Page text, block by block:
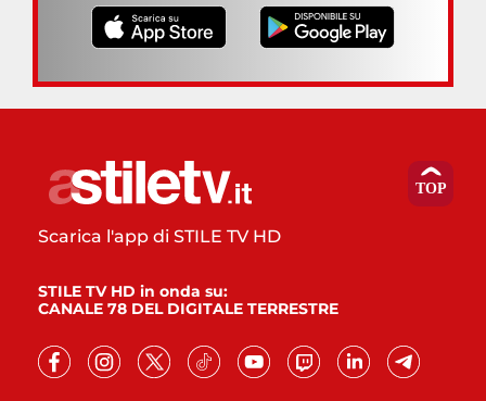
Scarica l'app di STILE TV HD
STILE TV HD in onda su:
CANALE 78 DEL DIGITALE TERRESTRE